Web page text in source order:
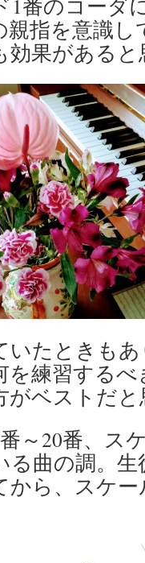
1番のコーダ
親指を意識
効果がある
いたときも
を練習する
がベストだ
～20番、ス
る曲の調。
から、スケ